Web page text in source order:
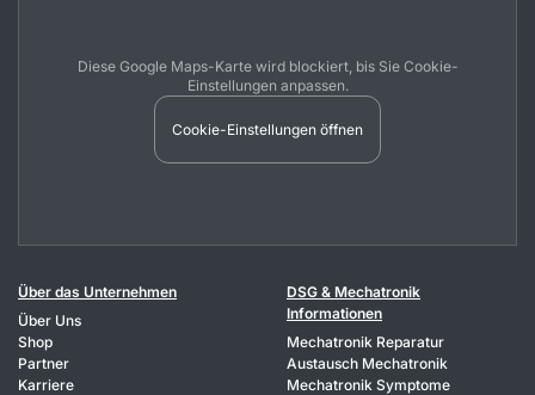
Diese Google Maps-Karte wird blockiert, bis Sie Cookie-
Einstellungen anpassen.
Cookie-Einstellungen öffnen
Über das Unternehmen
Über Uns
Shop
Partner
Karriere
DSG & Mechatronik
Informationen
Mechatronik Reparatur
Austausch Mechatronik
Mechatronik Symptome